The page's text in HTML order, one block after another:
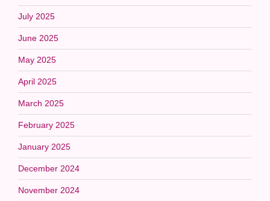
July 2025
June 2025
May 2025
April 2025
March 2025
February 2025
January 2025
December 2024
November 2024